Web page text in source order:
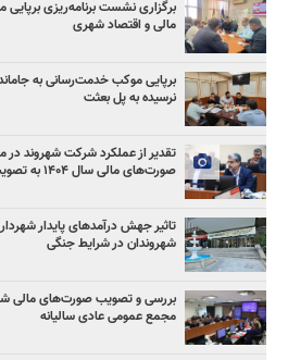
برگزاری نشست برنامه‌ریزی
مالی و اقتصاد شهری
برپایی موکب خدمت‌رسانی به
نرسیده به پل بعثت
تقدیر از عملکرد شرکت شهروند
صورت‌های مالی سال ۱۴۰۴ به تصویب رسید
تاثیر جهش درآمدهای پایدار
شهروندان در شرایط جنگی
بررسی و تصویب صورت‌های مالی
مجمع عمومی عادی سالیانه